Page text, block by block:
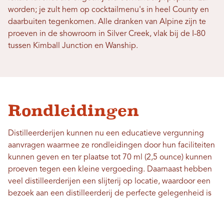
worden; je zult hem op cocktailmenu's in heel County en
daarbuiten tegenkomen. Alle dranken van Alpine zijn te
proeven in de showroom in Silver Creek, vlak bij de I-80
tussen Kimball Junction en Wanship.
Rondleidingen
Distilleerderijen kunnen nu een educatieve vergunning
aanvragen waarmee ze rondleidingen door hun faciliteiten
kunnen geven en ter plaatse tot 70 ml (2,5 ounce) kunnen
proeven tegen een kleine vergoeding. Daarnaast hebben
veel distilleerderijen een slijterij op locatie, waardoor een
bezoek aan een distilleerderij de perfecte gelegenheid is